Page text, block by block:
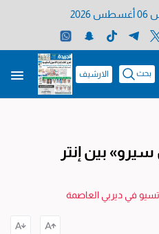
2026
بحث الارشيف
بين إنتر
في ديربي العاصمة